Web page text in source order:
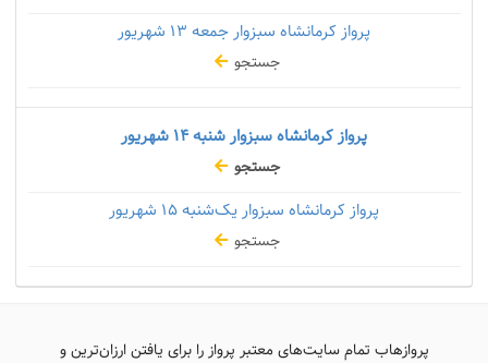
پرواز کرمانشاه سبزوار جمعه
جستجو
پرواز کرمانشاه سبزوار شنبه
جستجو
پرواز کرمانشاه سبزوار یک‌شنبه
جستجو
پروازهاب تمام سایت‌های معتبر پرواز را برای یافتن ارزان‌ترین و